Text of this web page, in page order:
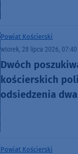
Powiat Kościerski
wtorek, 28 lipca 2026, 07:40
Dwóch
kościerskich
odsiedzenia
Powiat Kościerski